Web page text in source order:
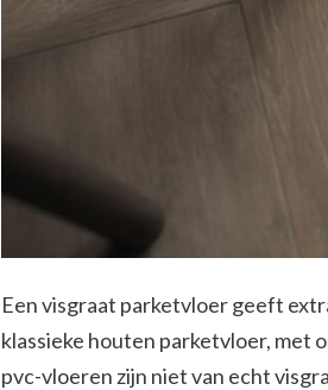
Een visgraat parketvloer geeft
klassieke houten parketvloer, met
pvc-vloeren zijn niet van echt